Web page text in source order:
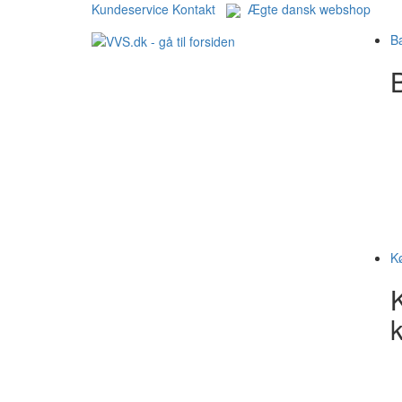
Kundeservice Kontakt
Ægte dansk webshop